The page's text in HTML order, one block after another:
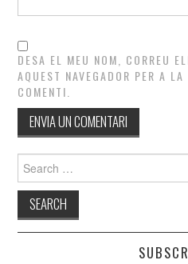
DESA EL MEU NOM, CORREU
AQUEST NAVEGADOR PER A
COMENTI.
Search
for: